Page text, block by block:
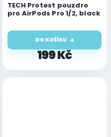
TECH Protest pouzdro
pro AirPods Pro 1/2, black
199 Kč
DO KOŠÍKU